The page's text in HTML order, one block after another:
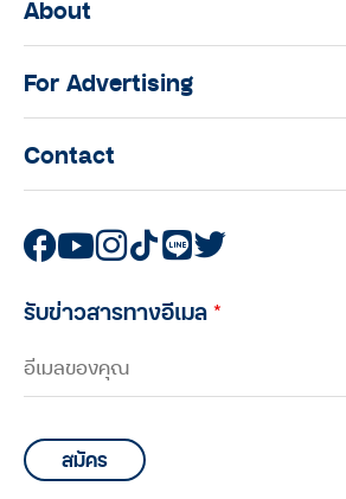
About
For Advertising
Contact
รับข่าวสารทางอีเมล*